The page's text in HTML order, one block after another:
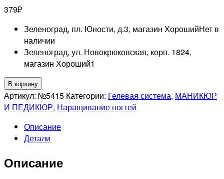
379₽
Зеленоград, пл. Юности, д.3, магазин ХорошийНет в
наличии
Зеленоград, ул. Новокрюковская, корп. 1824,
магазин Хороший1
Количество
товара
RUNAIL
жидкий
Уф-
самовыравнивающийся
В корзину
Артикул: №5415 Категории: Гелевая система, МАНИКЮР
И ПЕДИКЮР, Наращивание ногтей
Описание
Детали
Описание